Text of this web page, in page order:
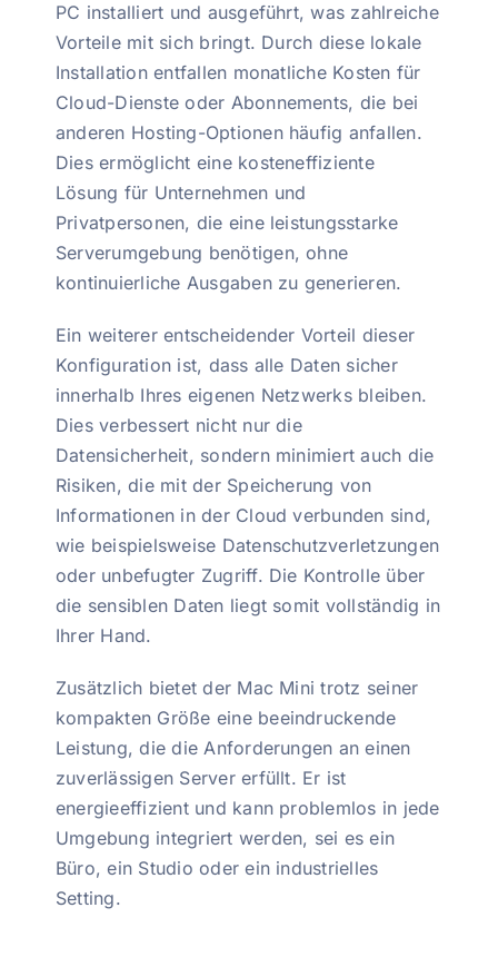
PC installiert und ausgeführt, was zahlreiche
Vorteile mit sich bringt. Durch diese lokale
Installation entfallen monatliche Kosten für
Cloud-Dienste oder Abonnements, die bei
anderen Hosting-Optionen häufig anfallen.
Dies ermöglicht eine kosteneffiziente
Lösung für Unternehmen und
Privatpersonen, die eine leistungsstarke
Serverumgebung benötigen, ohne
kontinuierliche Ausgaben zu generieren.
Ein weiterer entscheidender Vorteil dieser
Konfiguration ist, dass alle Daten sicher
innerhalb Ihres eigenen Netzwerks bleiben.
Dies verbessert nicht nur die
Datensicherheit, sondern minimiert auch die
Risiken, die mit der Speicherung von
Informationen in der Cloud verbunden sind,
wie beispielsweise Datenschutzverletzungen
oder unbefugter Zugriff. Die Kontrolle über
die sensiblen Daten liegt somit vollständig in
Ihrer Hand.
Zusätzlich bietet der Mac Mini trotz seiner
kompakten Größe eine beeindruckende
Leistung, die die Anforderungen an einen
zuverlässigen Server erfüllt. Er ist
energieeffizient und kann problemlos in jede
Umgebung integriert werden, sei es ein
Büro, ein Studio oder ein industrielles
Setting.